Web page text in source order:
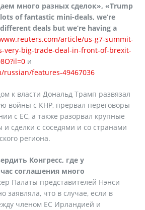
много разных сделок», «Trump
of fantastic mini-deals, we’re
deals but we’re having a
article/us-g7-summit-
very-big-trade-deal-in-front-of-brexit-
и
features-49467036
к власти Дональд Трамп развязал
войны с КНР, прервал переговоры
с ЕС, а также разорвал крупные
и сделки с соседями и со странами
региона.
Конгресс, где у
соглашения много
Палаты представителей Нэнси
заявляла, что в случае, если в
членом ЕС Ирландией и